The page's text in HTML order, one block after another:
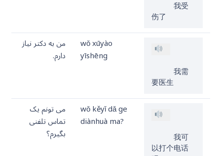
伤了
要医生
wǒ xūyào
yīshēng
من به دکتر نیاز
دارم.
以打个电话
wǒ kěyǐ dǎ ge
diànhuà ma?
می تونم یک
تماس تلفنی
بگیرم؟